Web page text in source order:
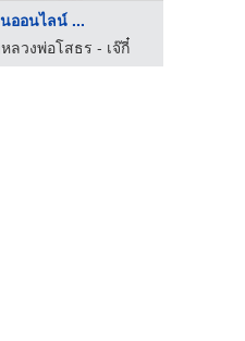
ออนไลน์ ...
วงพ่อโสธร - เจ๊กี๋